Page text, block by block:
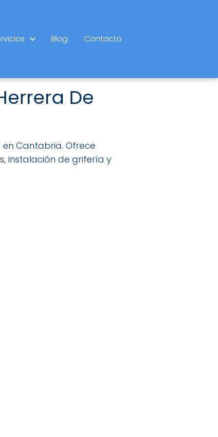
Blog Contacto
De
Cantabria. Ofrece
instalación de grifería y